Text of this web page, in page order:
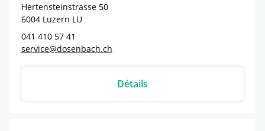
Hertensteinstrasse 50
6004 Luzern LU
041 410 57 41
service@dosenbach.ch
Détails